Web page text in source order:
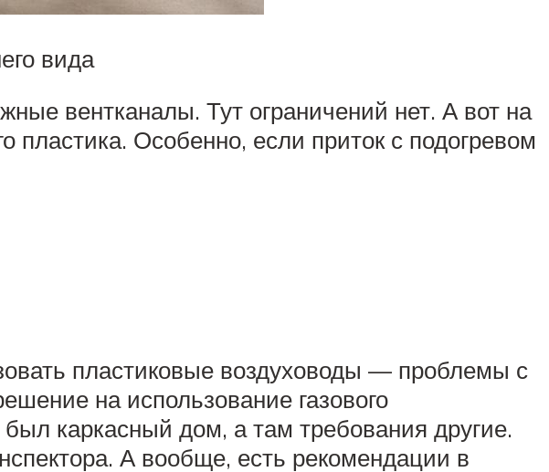
вида
вентканалы. Тут ограничений нет. А вот на
Особенно, если приток с подогревом
пластиковые воздуховоды — проблемы с
на использование газового
каркасный дом, а там требования другие.
А вообще, есть рекомендации в